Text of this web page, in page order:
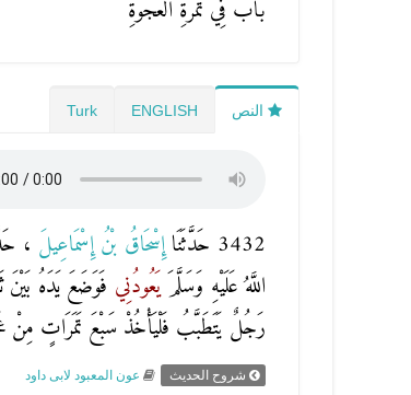
بَابٌ فِي تَمْرَةِ الْعَجْوَةِ
النص ENGLISH
Turk
3432 حَدَّثَنَا إِسْحَاقُ بْنُ إِسْمَاعِيلَ ،
اللَّهُ عَلَيْهِ وَسَلَّمَيَعُودُنِي فَوَضَعَ يَدَهُ
رَجُلٌ يَتَطَبَّبُ فَلْيَأْخُذْ سَبْعَ تَمَرَاتٍ مِنْ
شروح الحديث عون المعبود لابى داود